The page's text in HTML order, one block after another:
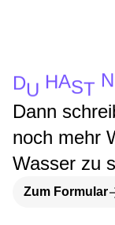
DU HAST N
Dann
noch mehr
Wasser zu
Zum Formular